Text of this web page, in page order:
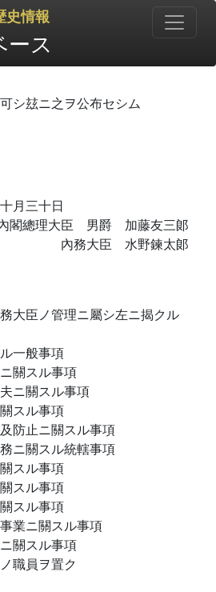
史情報
ース
シ玆ニ之ヲ公布セシム
月三十日
閣總理大臣 男爵 加藤友三郞
內務大臣 水野鍊太郞
大臣ノ管理ニ屬シ左ニ揭クル
一般事項
關スル事項
ニ關スル事項
スル事項
防止ニ關スル事項
ニ關スル統轄事項
スル事項
スル事項
スル事項
業ニ關スル事項
關スル事項
職員ヲ置ク